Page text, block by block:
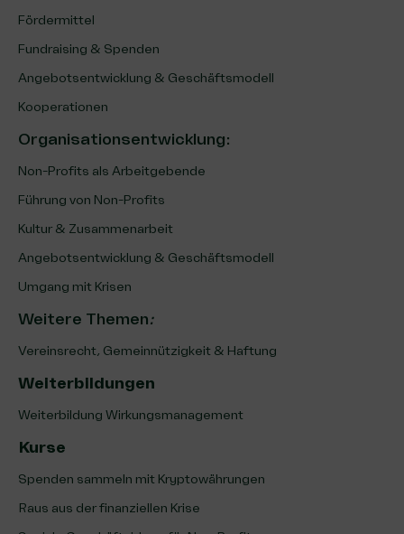
Fördermittel
Fundraising & Spenden
Angebotsentwicklung & Geschäftsmodell
Kooperationen
Organisationsentwicklung:
Non-Profits als Arbeitgebende
Führung von Non-Profits
Kultur & Zusammenarbeit
Angebotsentwicklung & Geschäftsmodell
Umgang mit Krisen
Weitere Themen:
Vereinsrecht, Gemeinnützigkeit & Haftung
Weiterbildungen
Weiterbildung Wirkungsmanagement
Kurse
Spenden sammeln mit Kryptowährungen
Raus aus der finanziellen Krise